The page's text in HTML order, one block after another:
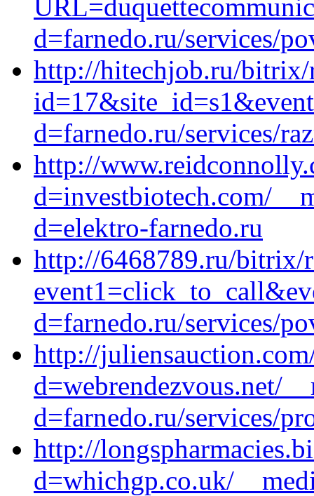
d=farnedo.ru/services/
http://hitechjob.ru/bitrix/
d=farnedo.ru/services/
http://
d=investbiotech.com/
d=elektro-farnedo.ru
http://6468789.ru/bitrix/
d=farnedo.ru/services/
http://
d=webrendezvous.net/
d=farnedo.ru/services/
http://
d=whichgp.co.uk/